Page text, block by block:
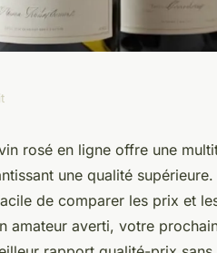
en
rosé en ligne offre une
une qualité
de comparer les prix et
amateur averti, votre